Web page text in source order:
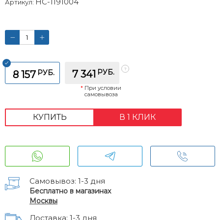
Артикул:
8 157 РУБ. 7 341 РУБ.
* При условии
самовывоза
КУПИТЬ В 1 КЛИК
Самовывоз: 1-3 дня
Бесплатно в магазинах
Москвы
Доставка: 1-3 дня